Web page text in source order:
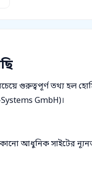
গুরুত্বপূর্ণ তথ্য হল
GmbH)।
কোনো আধুনিক সাইটের